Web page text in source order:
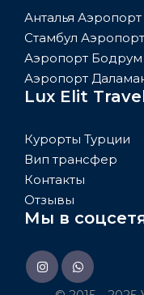
Анталья Аэропорт
Стамбул
Аэропорт Бодрум
Аэропорт
Lux Elit
Курорты Турции
Вип трансфер
Контакты
Отзывы
Мы в